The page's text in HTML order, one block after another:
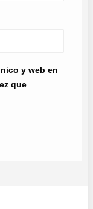
y web en
que